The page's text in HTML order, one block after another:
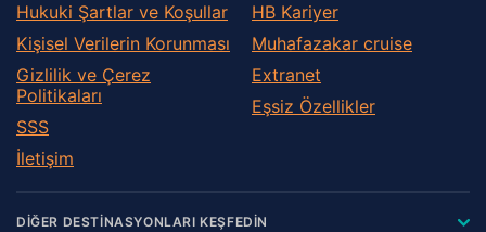
Hukuki Şartlar ve Koşullar
Kişisel Verilerin Korunması
Gizlilik ve Çerez
Politikaları
SSS
İletişim
HB Kariyer
Muhafazakar сruise
Extranet
Eşsiz Özellikler
DİĞER DESTİNASYONLARI KEŞFEDİN